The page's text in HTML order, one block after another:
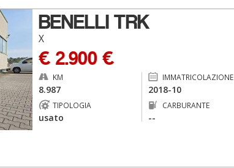
BENELLI TRK
X
€ 2.900 €
KM
8.987
IMMATRICOLAZIONE
2018-10
TIPOLOGIA
usato
CARBURANTE
--